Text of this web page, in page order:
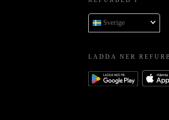
Sverige
LADDA NER